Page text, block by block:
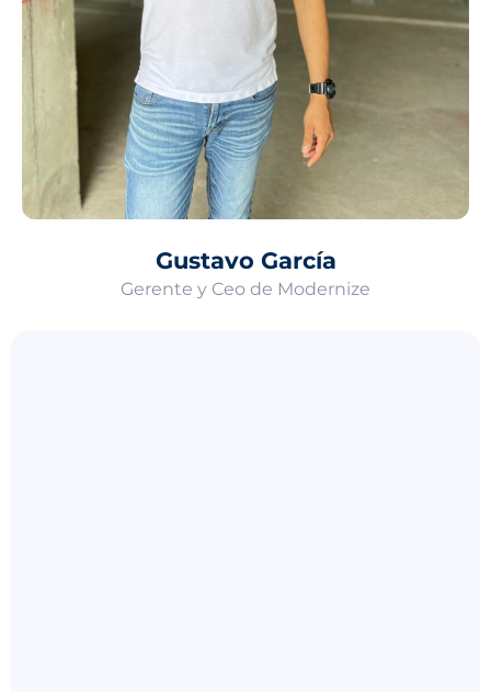
Gustavo García
Gerente y Ceo de Modernize